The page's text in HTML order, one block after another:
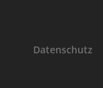
Datenschutz